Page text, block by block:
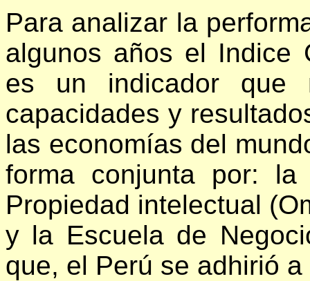
Para analizar la
algunos años el Indice
es un indicador que
capacidades y
las economías del
forma conjunta por:
Propiedad intelectual
y la Escuela de
que, el Perú se adhirió